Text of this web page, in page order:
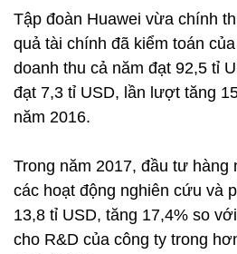
Tập đoàn Huawei vừa chính
quả tài chính đã kiểm toán
doanh thu cả năm đạt 92,5 tỉ
đạt 7,3 tỉ USD, lần lượt tăng
năm 2016.
Trong năm 2017, đầu tư hàng
các hoạt động nghiên cứu và
13,8 tỉ USD, tăng 17,4% so
cho R&D của công ty trong